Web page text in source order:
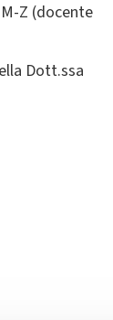
Z (docente
Dott.ssa